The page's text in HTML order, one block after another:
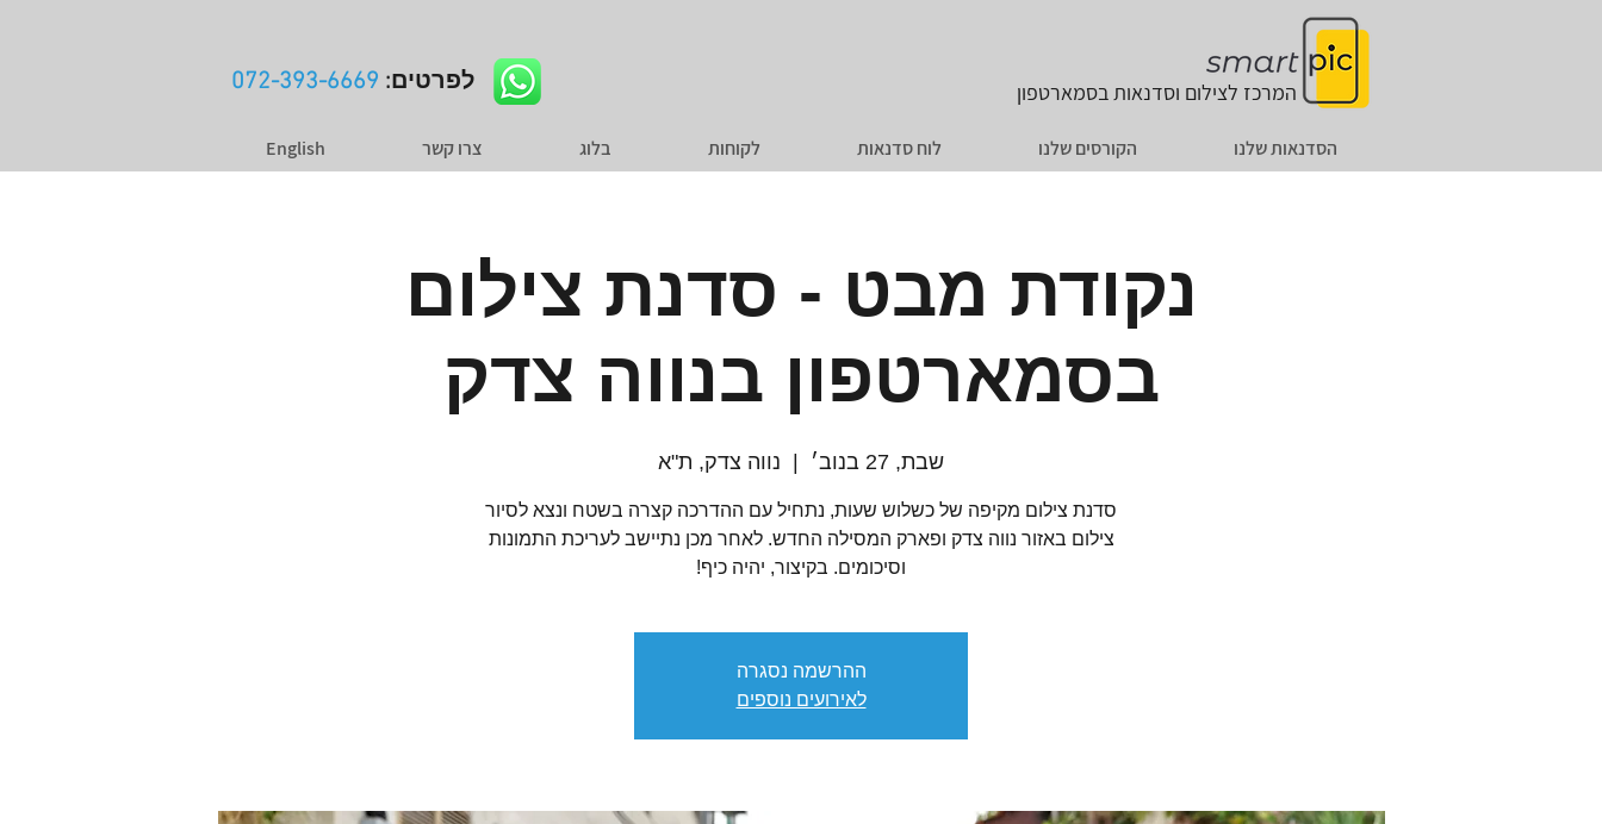
לפרטים: 072-393-6669 המרכז לצילום וסדנאותבסמארטפון
English צרו קשר בלוג לקוחות לוח סדנאות הקורסים שלנו הסדנאות שלנו
נקודת מבט - סדנת צילום
בסמארטפון בנווה צדק
שבת, 27 בנוב׳ נווה צדק, ת"א
סדנת צילום מקיפה של כשלוש שעות, נתחיל עם ההדרכה קצרה בשטח ונצא לסיור
צילום באזור נווה צדק ופארק המסילה החדש. לאחר מכן נתיישב לעריכת התמונות
וסיכומים. בקיצור, יהיה כיף!
ההרשמה נסגרה
לאירועים נוספים